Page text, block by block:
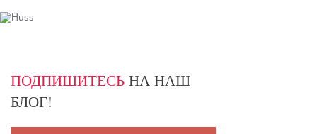
ПОДПИШИТЕСЬ НА НАШ
БЛОГ!